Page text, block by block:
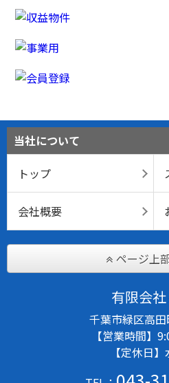
当社について
トップ
会社概要
ページ上
有限会
千葉市緑区高
【営業時間】
【定休日